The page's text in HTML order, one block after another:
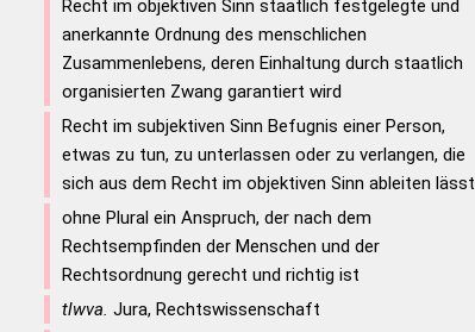
Recht im objektiven Sinn staatlich festgelegte und
anerkannte Ordnung des menschlichen
Zusammenlebens, deren Einhaltung durch staatlich
organisierten Zwang garantiert wird
Recht im subjektiven Sinn Befugnis einer Person,
etwas zu tun, zu unterlassen oder zu verlangen, die
sich aus dem Recht im objektiven Sinn ableiten lässt
ohne Plural ein Anspruch, der nach dem
Rechtsempfinden der Menschen und der
Rechtsordnung gerecht und richtig ist
tlwva. Jura, Rechtswissenschaft